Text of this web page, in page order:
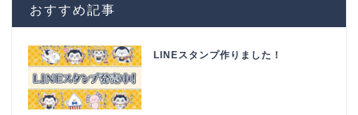
おすすめ記事
LINEスタンプ作りました！